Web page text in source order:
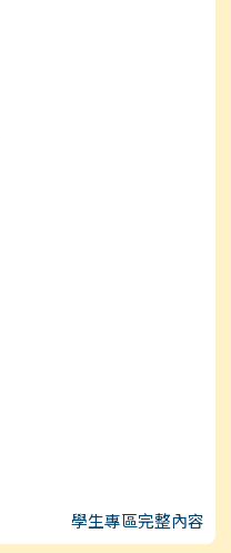
學生專區完整內容